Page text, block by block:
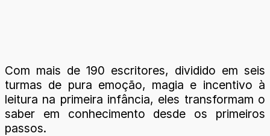
Com mais de 190 escritores, dividido em seis
turmas de pura emoção, magia e incentivo à
leitura na primeira infância, eles transformam o
saber em conhecimento desde os primeiros
passos.